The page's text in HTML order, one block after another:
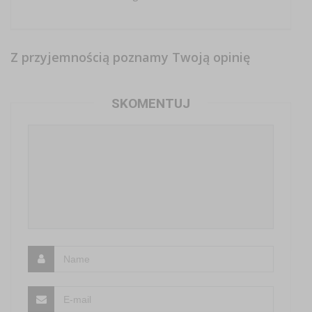
Z przyjemnością poznamy Twoją opinię
SKOMENTUJ